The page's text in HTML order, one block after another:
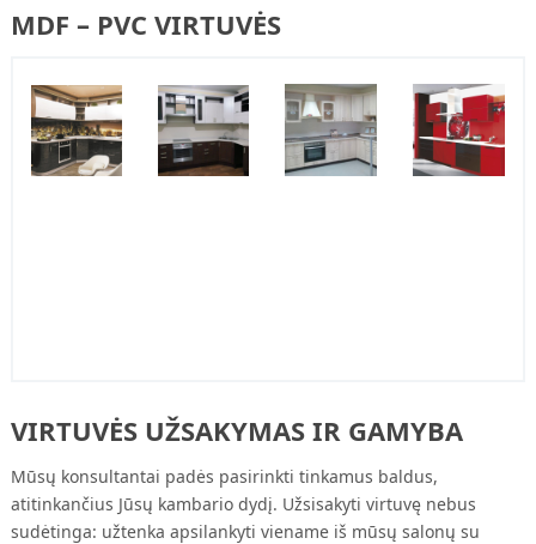
MDF – PVC VIRTUVĖS
VIRTUVĖS UŽSAKYMAS IR GAMYBA
Mūsų konsultantai padės pasirinkti tinkamus baldus,
atitinkančius Jūsų kambario dydį. Užsisakyti virtuvę nebus
sudėtinga: užtenka apsilankyti viename iš mūsų salonų su